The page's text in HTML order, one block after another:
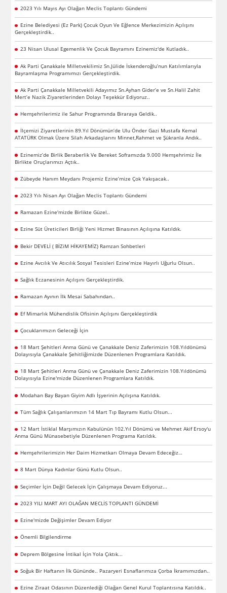
2023 Yılı Mayıs Ayı Olağan Meclis Toplantı Gündemi
Ezine Belediyesi (Ez Park) Çocuk Oyun Ve Eğlence Merkezimizin Açılışını
Gerçekleştirdik..
23 Nisan Ulusal Egemenlik Ve Çocuk Bayramını Ezinemiz'de Kutladık..
Ak Parti Çanakkale Milletvekilimiz Sn.Jülide İskenderoğlu’nun Katılımlarıyla
Bayramlaşma Programımızı Gerçekleştirdik.
Ak Parti Çanakkale Milletvekili Adayımız Sn.Ayhan Gider’e ve Sn.Halil Zahit
Mert’e Nazik Ziyaretlerinden Dolayı Teşekkür Ediyoruz..
Hemşehrilerimiz ile Sahur Programında Biraraya Geldik..
İlçemizi Ziyaretlerinin 89.Yıl Dönümün’de Ulu Önder Gazi Mustafa Kemal
ATATÜRK Olmak Üzere Silah Arkadaşlarını Minnet,Rahmet ve Şükranla Andık..
Ezinemiz’de Birlik Beraberlik Ve Bereket Soframızda 9.000 Hemşehrimiz İle
Birlikte Oruçlarımızı Açtık..
Zübeyde Hanım Meydanı Projemiz Ezine’mize Çok Yakışacak..
2023 Yılı Nisan Ayı Olağan Meclis Toplantı Gündemi
Ramazan Ezine'mizde Birlikte Güzel..
Ezine Süt Üreticileri Birliği Yeni Hizmet Binasının Açılışına Katıldık.
Bekir DEVELİ ( BİZiM HİKAYEMİZ) Ramzan Sohbetleri
Ezine Avcılık Ve Atıcılık Sosyal Tesisleri Ezine’mize Hayırlı Uğurlu Olsun..
Sağlık Eczanesinin Açılışını Gerçekleştirdik.
Ramazan Ayının İlk Mesai Sabahından..
Ef Mimarlık Mühendislik Ofisinin Açılışını Gerçekleştirdik
Çocuklarımızın Geleceği İçin
18 Mart Şehitleri Anma Günü ve Çanakkale Deniz Zaferimizin 108.Yıldönümü
Dolayısıyla Çanakkale Şehitliğimizde Düzenlenen Programlara Katıldık.
18 Mart Şehitleri Anma Günü ve Çanakkale Deniz Zaferimizin 108.Yıldönümü
Dolayısıyla Ezine'mizde Düzenlenen Programlara Katıldık.
Modahan Bay Bayan Giyim Adlı İşyerinin Açılışına Katıldık.
Tüm Sağlık Çalışanlarımızın 14 Mart Tıp Bayramı Kutlu Olsun...
12 Mart İstiklal Marşımızın Kabulünün 102.Yıl Dönümü ve Mehmet Akif Ersoy'u
Anma Günü Münasebetiyle Düzenlenen Programa Katıldık.
Hemşehrilerimizin Her Daim Hizmetkarı Olmaya Devam Edeceğiz…
8 Mart Dünya Kadınlar Günü Kutlu Olsun..
Seçimler İçin Değil Gelecek İçin Çalışmaya Devam Ediyoruz...
2023 YILI MART AYI OLAĞAN MECLİS TOPLANTI GÜNDEMİ
Ezine'mizde Değişimler Devam Ediyor
Önemli Bilgilendirme
Deprem Bölgesine İntikal İçin Yola Çıktık...
Soğuk Bir Haftanın İlk Gününde.. Pazaryeri Esnaflarımıza Çorba İkramımızdan..
Ezine Ziraat Odasının Düzenlediği Olağan Genel Kurul Toplantısına Katıldık..